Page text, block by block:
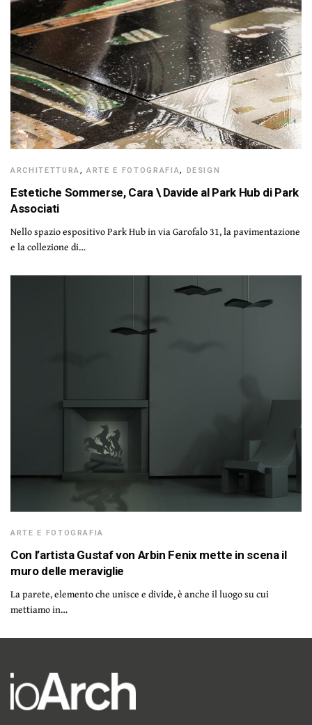
ARCHITETTURA,ARTE E FOTOGRAFIA, DESIGN
Estetiche Sommerse, Cara \ Davide al Park Hub di Park
Associati
Nello spazio espositivo Park Hub in via Garofalo 31, la pavimentazione
e la collezione di…
ARTE E FOTOGRAFIA
Con l’artista Gustaf von Arbin Fenix mette in scena il
muro delle meraviglie
La parete, elemento che unisce e divide, è anche il luogo su cui
mettiamo in…